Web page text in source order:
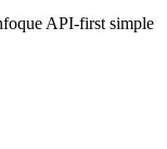
API-first simple